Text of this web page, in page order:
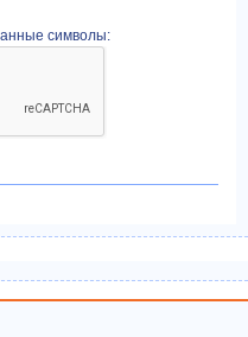
символы: